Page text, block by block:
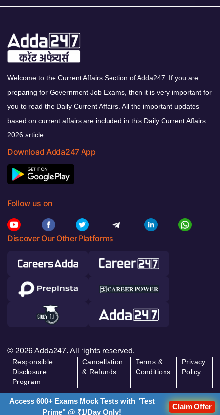
Welcome to the Current Affairs Section of Adda247. If you are
preparing for Government Job Exams, then it is very important for
you to read the Daily Current Affairs. All the important updates
based on current affairs are included in this Daily Current Affairs
2026 article.
Download Adda247 App
Follow us on
Discover Our Other Platforms
© 2026 Adda247. All rights reserved.
Responsible
Disclosure
Program
Cancellation
& Refunds
Terms &
Conditions
Privacy
Policy
Access 600+ Exams Mock Tests with "Test
Prime" @ ₹1/Day Only!
Claim Offer